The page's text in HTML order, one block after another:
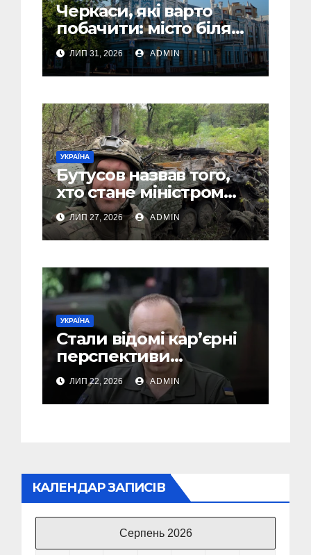
Черкаси, які варто
побачити: місто біля
Дніпра, зелені парки
та місця з особливою
атмосферою
ЛИП 31, 2026 ADMIN
УКРАЇНА
Бутусов назвав того,
хто стане міністром
оборони України, і
пояснив, чому інакше
не може бути
ЛИП 27, 2026 ADMIN
УКРАЇНА
Стали відомі кар’єрні
перспективи
Сирського після
звільнення з посади
Головкому ВСУ
ЛИП 22, 2026 ADMIN
КАЛЕНДАР ЗАПИСІВ
Серпень 2026